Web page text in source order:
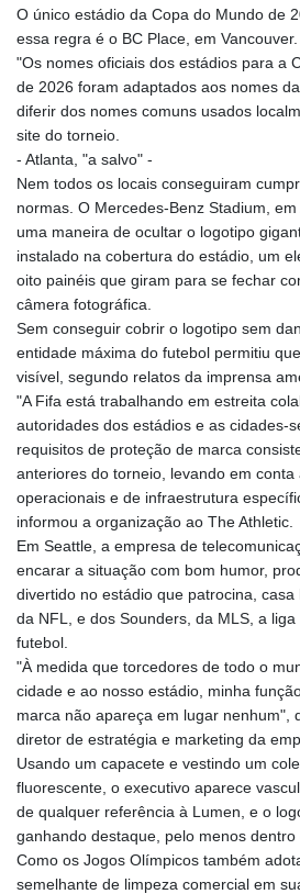
O único estádio da Copa do Mundo de
essa regra é o BC Place, em Vancouver.
"Os nomes oficiais dos estádios para a
de 2026 foram adaptados aos nomes
diferir dos nomes comuns usados
site do torneio.
- Atlanta, "a salvo" -
Nem todos os locais conseguiram
normas. O Mercedes-Benz Stadium,
uma maneira de ocultar o logotipo
instalado na cobertura do estádio, um
oito painéis que giram para se fechar
câmera fotográfica.
Sem conseguir cobrir o logotipo sem
entidade máxima do futebol permitiu
visível, segundo relatos da imprensa
"A Fifa está trabalhando em estreita
autoridades dos estádios e as cidades-
requisitos de proteção de marca
anteriores do torneio, levando em conta
operacionais e de infraestrutura
informou a organização ao The Athletic.
Em Seattle, a empresa de
encarar a situação com bom humor,
divertido no estádio que patrocina, casa
da NFL, e dos Sounders, da MLS, a
futebol.
"À medida que torcedores de todo o
cidade e ao nosso estádio, minha
marca não apareça em lugar nenhum",
diretor de estratégia e marketing da
Usando um capacete e vestindo um
fluorescente, o executivo aparece
de qualquer referência à Lumen, e o
ganhando destaque, pelo menos dentro
Como os Jogos Olímpicos também
semelhante de limpeza comercial em